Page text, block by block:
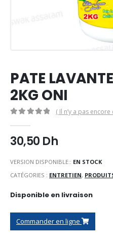
PATE
2KG ONI
( Il n’y a pas encore
30,50 Dh
VERSION DISPONIBLE:: EN STOCK
CATÉGORIES : ENTRETIEN,
Disponible en livraison
Commander en ligne